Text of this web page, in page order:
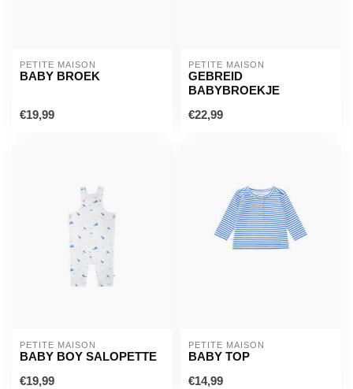
PETITE MAISON
BABY BROEK
€19,99
PETITE MAISON
GEBREID
BABYBROEKJE
€22,99
PETITE MAISON
BABY BOY SALOPETTE
€19,99
PETITE MAISON
BABY TOP
€14,99